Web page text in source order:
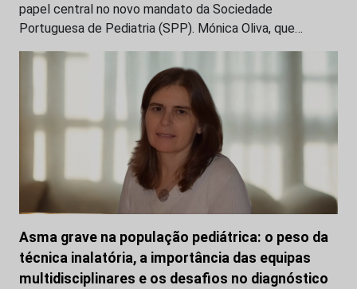
papel central no novo mandato da Sociedade
Portuguesa de Pediatria (SPP). Mónica Oliva, que…
Asma grave na população pediátrica: o peso da
técnica inalatória, a importância das equipas
multidisciplinares e os desafios no diagnóstico